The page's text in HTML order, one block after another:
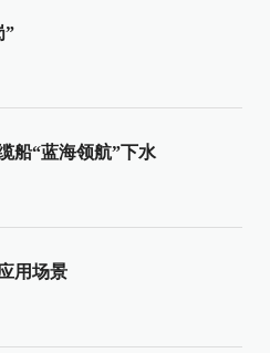
”
船“蓝海领航”下水
用场景